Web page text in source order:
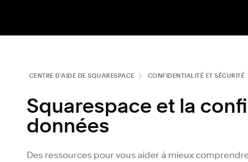
CENTRE D’AIDE DE SQUARESPACE CONFIDENTIALITÉ ET SÉCURITÉ
Squarespace et la
données
Des ressources pour vous aider à mieux